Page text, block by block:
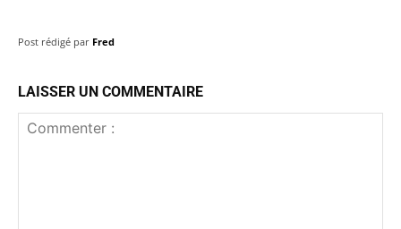
Post rédigé par Fred
LAISSER UN COMMENTAIRE